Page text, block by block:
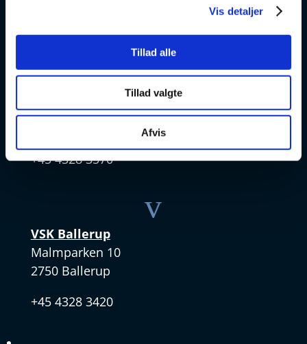
Vis detaljer
Tillad alle
Tillad valgte
Afvis
v
Skøjtevej 27
+45 4328 3570
v
VSK Ballerup
Malmparken 10
2750 Ballerup
+45 4328 3420